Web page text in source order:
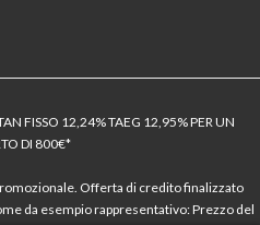
FISSO 12,24% TAEG 12,95% PER UN
DI 800€*
Offerta di credito finalizzato
da esempio rappresentativo: Prezzo del